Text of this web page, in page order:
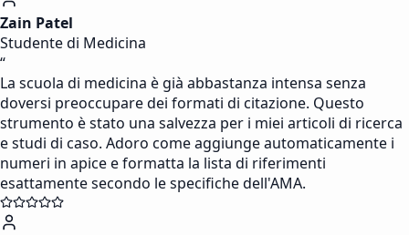
Zain Patel
Studente di Medicina
“
La scuola di medicina è già abbastanza intensa senza
doversi preoccupare dei formati di citazione. Questo
strumento è stato una salvezza per i miei articoli di ricerca
e studi di caso. Adoro come aggiunge automaticamente i
numeri in apice e formatta la lista di riferimenti
esattamente secondo le specifiche dell'AMA.